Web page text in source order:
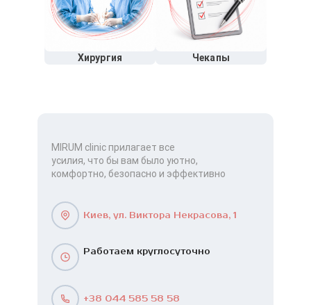
Хирургия Чекапы
MIRUM clinic прилагает все
усилия, что бы вам было уютно,
комфортно, безопасно и эффективно
Киев, ул. Виктора Некрасова, 1
Работаем круглосуточно
+38 044 585 58 58